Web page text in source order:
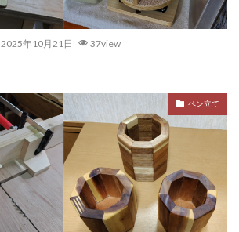
2025年10月21日 37view
ペン立て